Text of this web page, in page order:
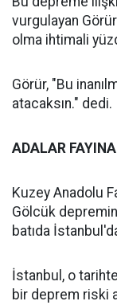
vurgulayan
olma ihtimali
Görür, "Bu
atacaksın." dedi.
ADALAR
Kuzey Anadolu
Gölcük
batıda
İstanbul, o
bir deprem riski